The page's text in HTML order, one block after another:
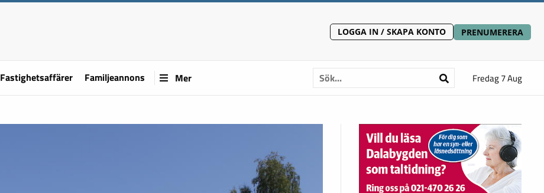
LOGGA IN / SKAPA KONTO PRENUMERERA
Fastighetsaffärer Familjeannons Mer Fredag 7 Aug